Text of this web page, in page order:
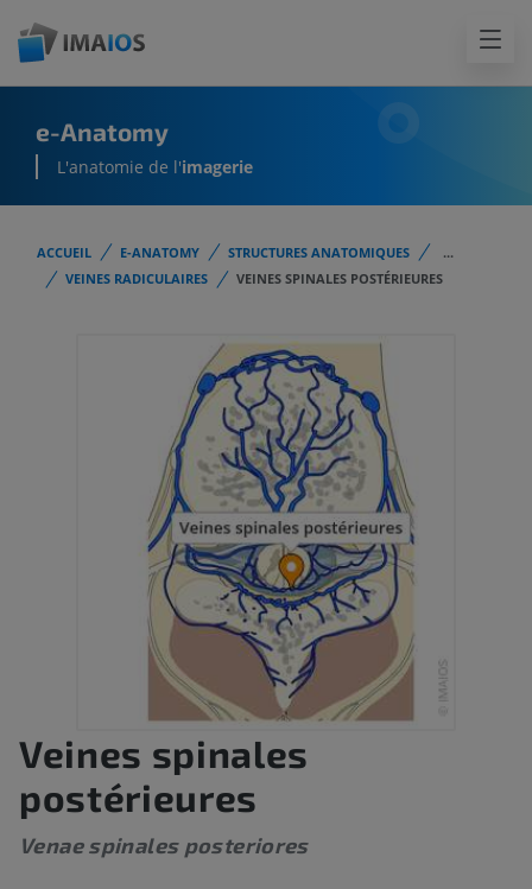
e-Anatomy
L'anatomie de l'imagerie
ACCUEIL E-ANATOMY STRUCTURES ANATOMIQUES
...
VEINES RADICULAIRES
VEINES SPINALES POSTÉRIEURES
Veines spinales
postérieures
Venae spinales posteriores